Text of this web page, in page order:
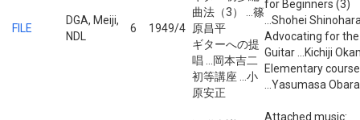
FILE
DGA, Meiji,
NDL
6 1949/4
曲法（3） ...篠
原昌平
ギターへの提
唱 ...岡本吉二
初等講座 ...小
原安正
for Beginners (3)
...Shohei
Advocating for the
Guitar ...Kichiji
Elementary course
...Yasumasa Obara
Attached music: